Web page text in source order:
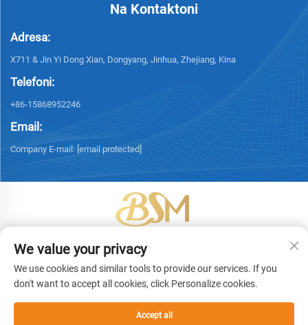
Na Kontaktoni
Adresa:
X711 & Jin Yi Dong Xian, Dongyang, Jinhua, Zhejiang, Kina
Telefoni:
+86-15868952246
Email:
Company E-mail: [email protected]
Të drejta autorike © 2026 Yiwu Bingsheng Packaging Technology Co., Ltd.
Të gjitha të drejtat i rezervuara. -Politika e Privatësisë
We value your privacy
We use cookies and similar tools to provide our services. If you
don't want to accept all cookies, click Personalize cookies.
Accept all